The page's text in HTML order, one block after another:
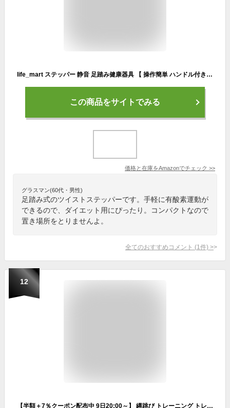
life_mart ステッパー 静音 足踏み健康器具 【 操作簡単 ハンドル付き 】 ツイストステッパー 健康ステッパー サイドステッパー コンパクト 見やすい モニター ダイエット 有酸素運動 大幹運動 腰痛 運動 自宅 トレーニング 筋トレ 手軽
この商品をサイトでみる
価格と在庫をAmazonでチェック >>
グラスマン(60代・男性)
足踏み式のツイストステッパーです。手軽に有酸素運動が
できるので、ダイエット用にぴったり。コンパクトなので
置き場所をとりませんよ。
全てのおすすめコメント (1 件) >
12
【半額＋7％クーポン配布中 9日20:00～】 縄跳び トレーニング トレーニング用 大人用 大人 ダイエット 家 の 中 重い ジムロープ 屋内 なわとび 縄 極太 フィットネス 健康 ジャンプロープ 筋トレ 筋肉 体幹 全身運動 身体づくり 体力 ジャンプ 運動 有酸素運動室内 自宅ロ